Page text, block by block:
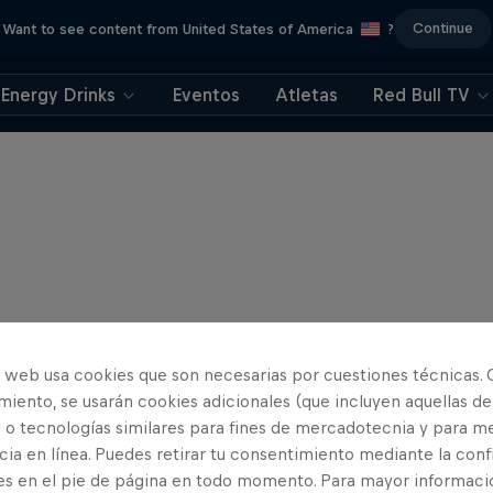
Want to see content from United States of America ? Continue
Energy Drinks Eventos Atletas Red Bull TV
web usa cookies que son necesarias por cuestiones técnicas.
se usarán cookies adicionales (que incluyen aquellas de
tecnologías similares para fines de mercadotecnia y para
en línea. Puedes retirar tu consentimiento mediante la
en el pie de página en todo momento. Para mayor